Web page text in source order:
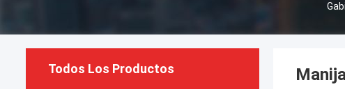
Todos Los Productos